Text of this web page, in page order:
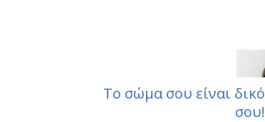
Το σώμα σου είναι δικό
σου!